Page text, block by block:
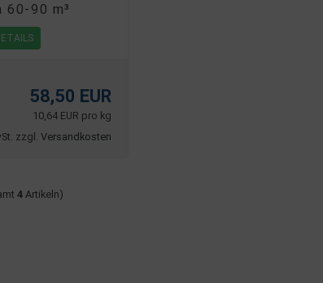
60-90 m³
58,50 EUR
10,64 EUR pro kg
zzgl. Versandkosten
4 Artikeln)